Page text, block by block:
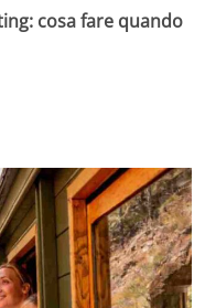
cosa fare quando